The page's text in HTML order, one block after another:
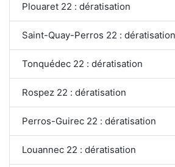
Plouaret 22 : dératisation
Saint-Quay-Perros 22 : dératisation
Tonquédec 22 : dératisation
Rospez 22 : dératisation
Perros-Guirec 22 : dératisation
Louannec 22 : dératisation